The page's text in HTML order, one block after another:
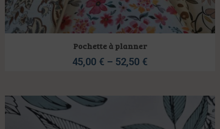
Pochette à planner
45,00 € – 52,50 €